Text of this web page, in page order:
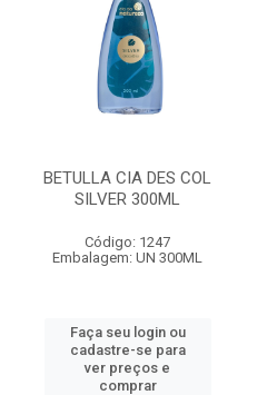
BETULLA CIA DES COL
SILVER 300ML
Código: 1247
Embalagem: UN 300ML
Faça seu login ou
cadastre-se para
ver preços e
comprar